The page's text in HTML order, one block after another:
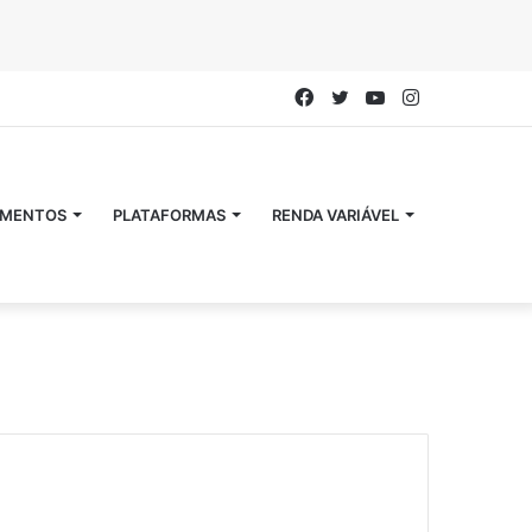
YouTube
Twitter
Facebook
PLATAFORMAS RENDA VARIÁVEL